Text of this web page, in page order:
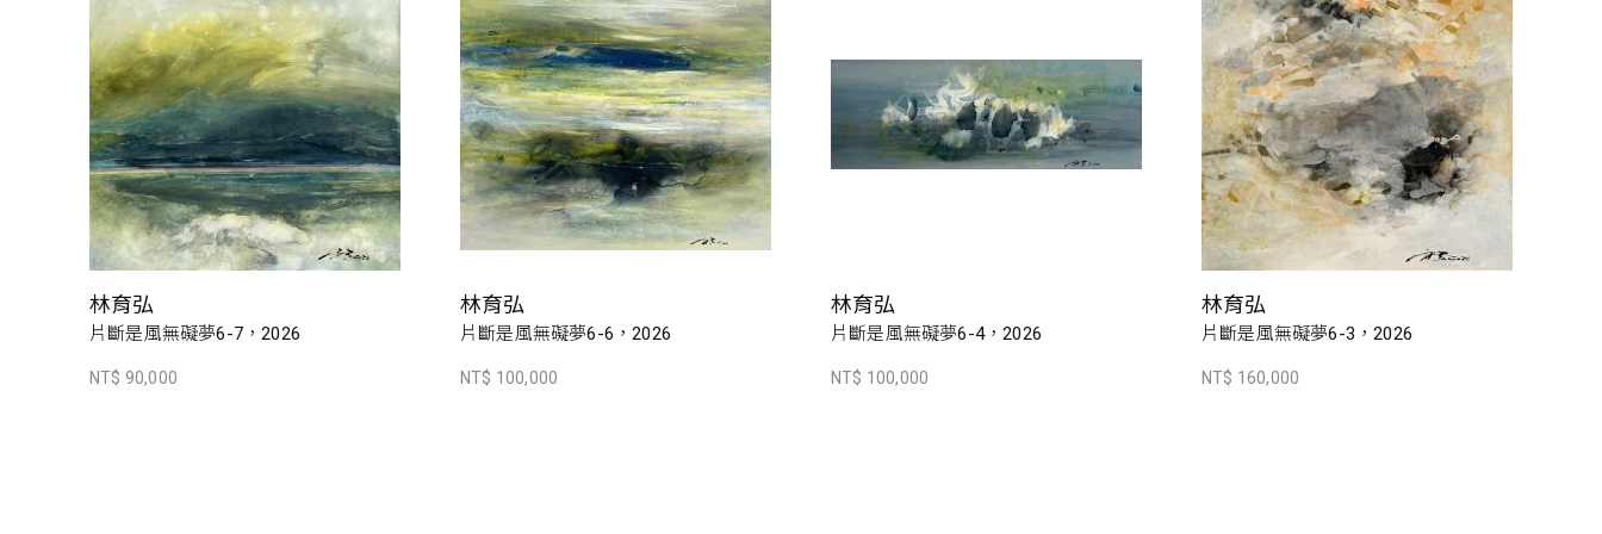
林育弘
片斷是風無礙夢6-7，2026
NT$ 90,000
林育弘
片斷是風無礙夢6-6，2026
NT$ 100,000
林育弘
片斷是風無礙夢6-4，2026
NT$ 100,000
林育弘
片斷是風無礙夢6-3，2026
NT$ 160,000